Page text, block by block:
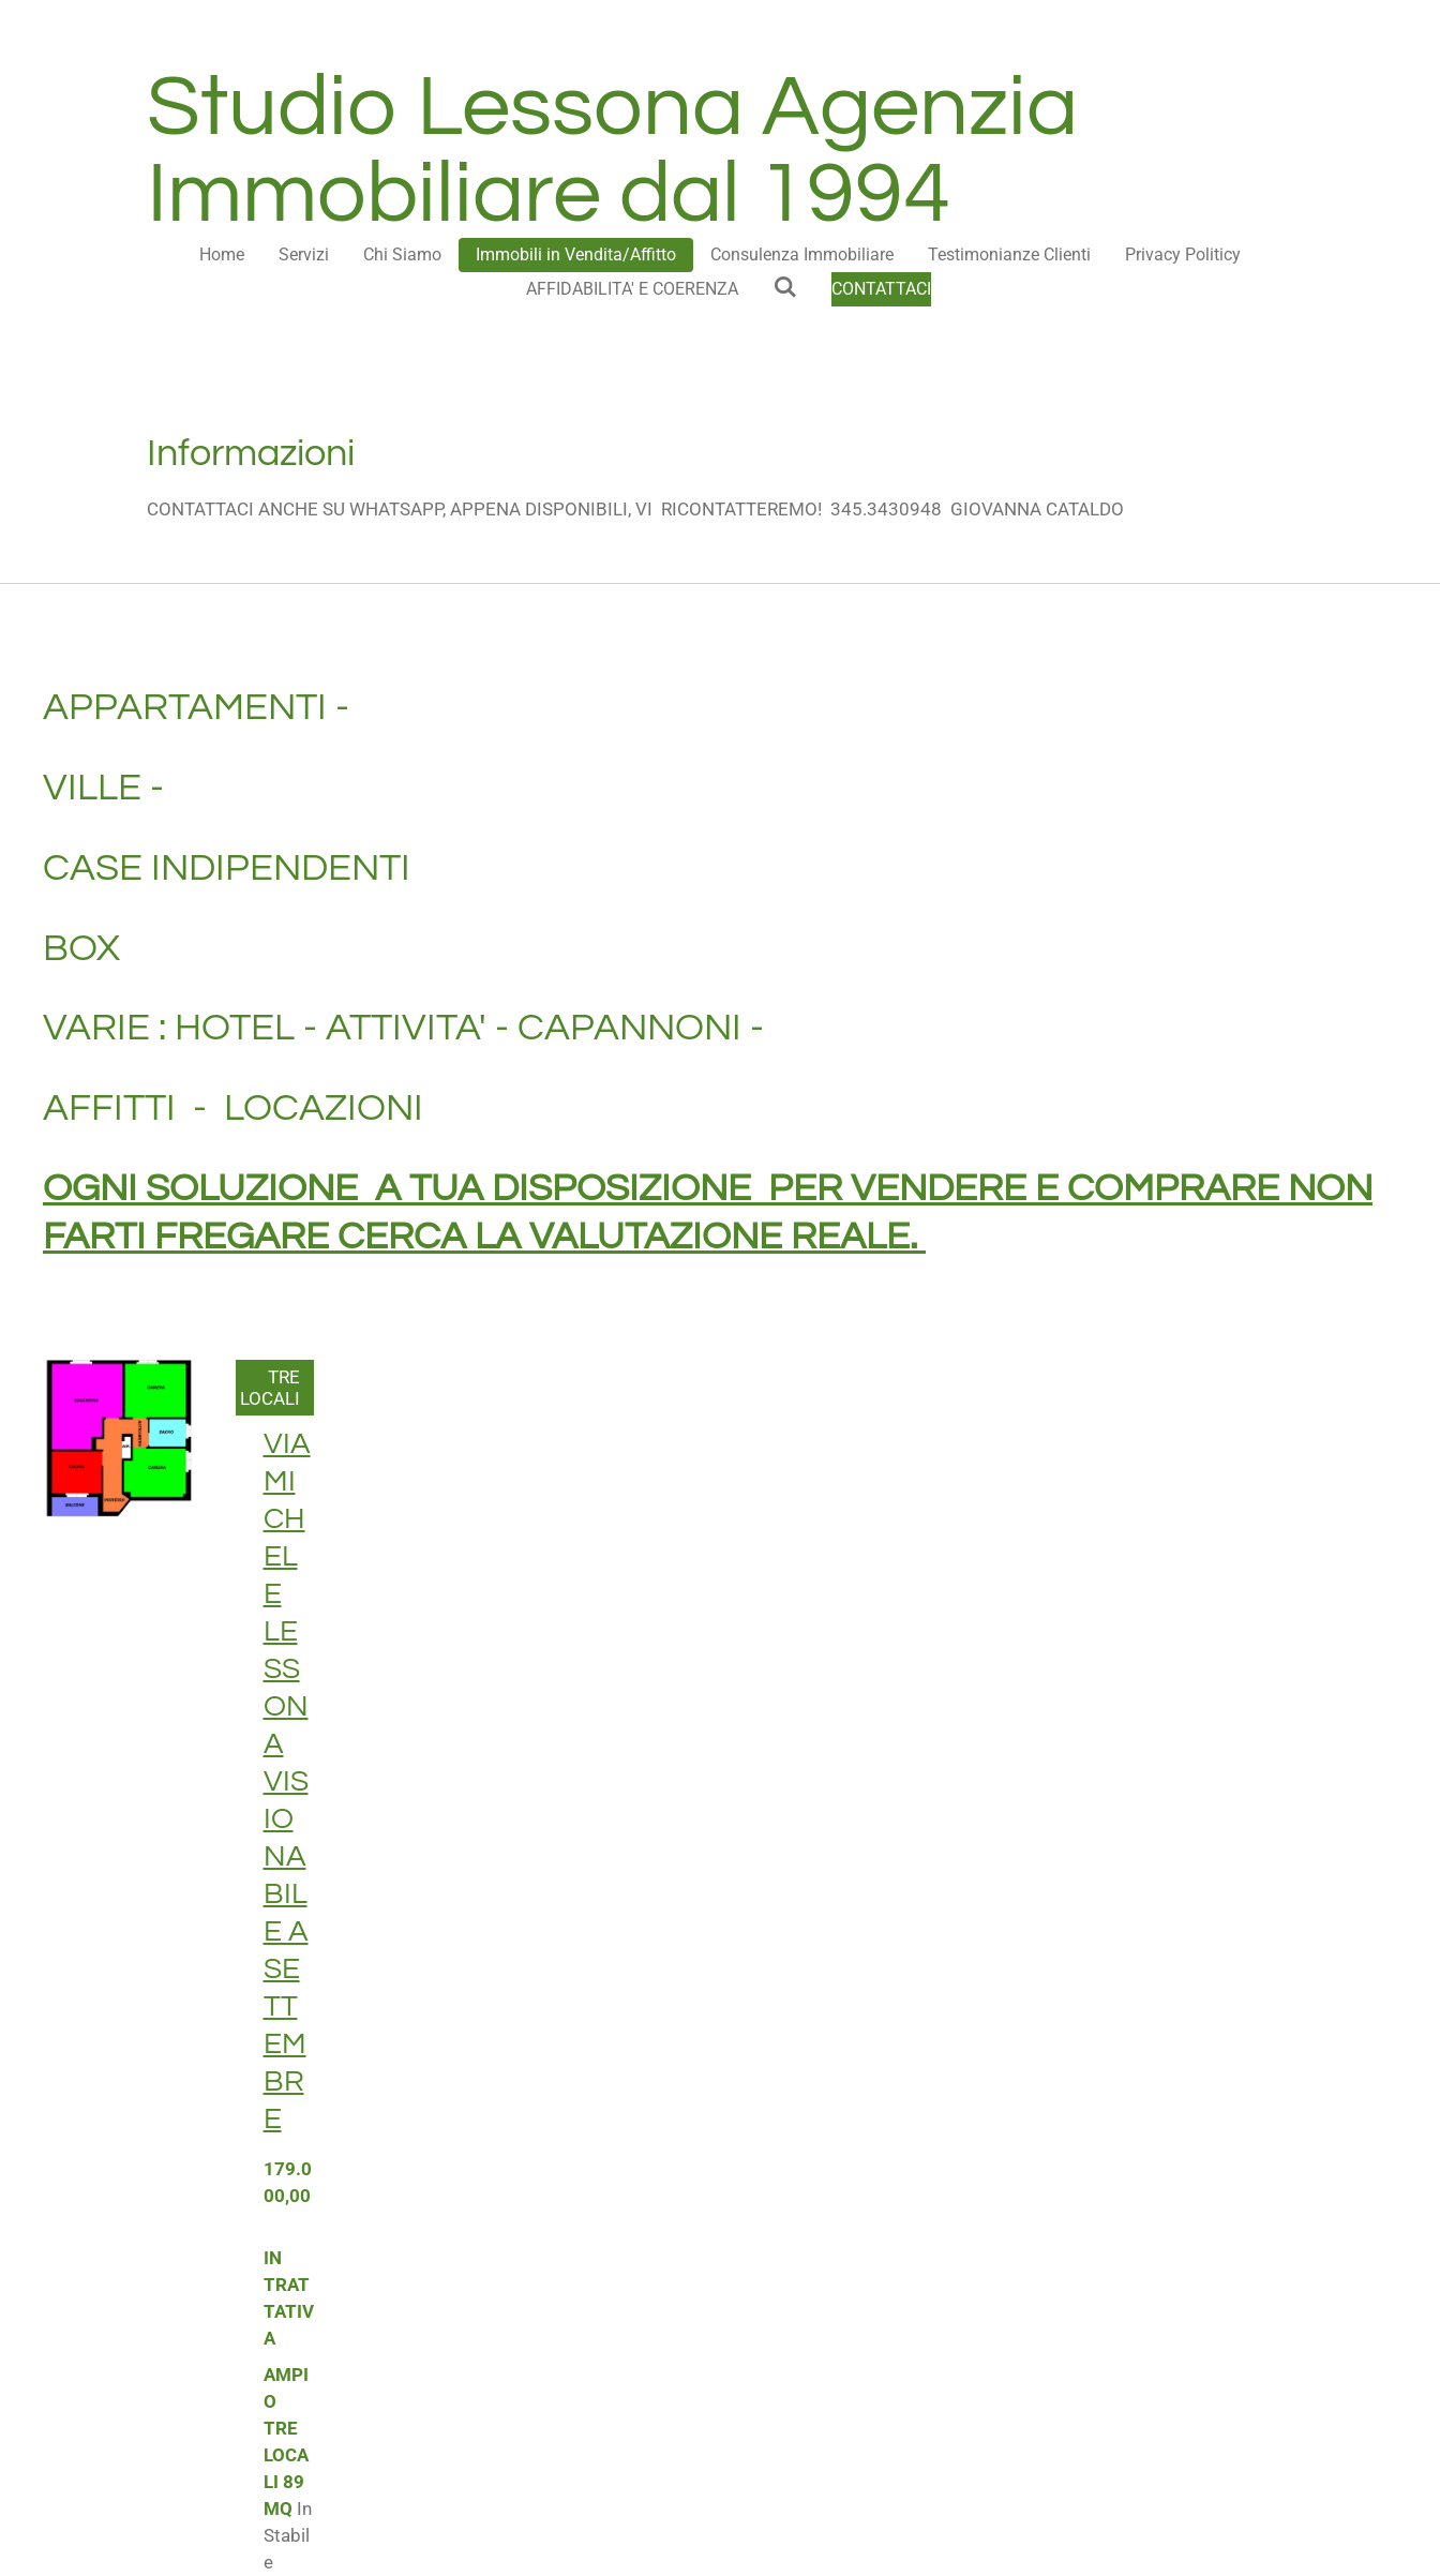
Studio Lessona Agenzia
Immobiliare dal 1994
Home Servizi Chi Siamo Immobili in Vendita/Affitto Consulenza Immobiliare Testimonianze Clienti
Privacy Politicy
AFFIDABILITA' E COERENZA
CONTATTACI
Informazioni
CONTATTACI ANCHE SU WHATSAPP, APPENA DISPONIBILI, VI RICONTATTEREMO! 345.3430948 GIOVANNA CATALDO
APPARTAMENTI -
VILLE -
CASE INDIPENDENTI
BOX
VARIE : HOTEL - ATTIVITA' - CAPANNONI -
AFFITTI - LOCAZIONI
OGNI SOLUZIONE A TUA DISPOSIZIONE PER VENDERE E COMPRARE NON
FARTI FREGARE CERCA LA VALUTAZIONE REALE.
TRE
LOCALI
VIA
MI
CH
EL
E
LE
SS
ON
A
VIS
IO
NA
BIL
E A
SE
TT
EM
BR
E
179.0
00,00
IN
TRAT
TATIV
A
AMPI
O
TRE
LOCA
LI 89
MQ In
Stabil
e